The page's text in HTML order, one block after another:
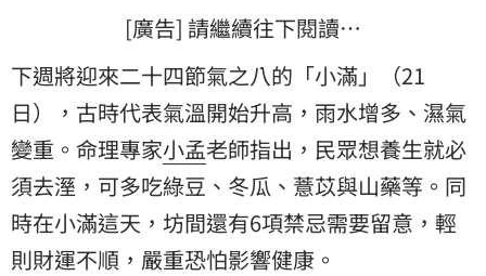
[廣告] 請繼續往下閱讀…
下週將迎來二十四節氣之八的「小滿」（21
日），古時代表氣溫開始升高，雨水增多、濕氣
變重。命理專家小孟老師指出，民眾想養生就必
須去溼，可多吃綠豆、冬瓜、薏苡與山藥等。同
時在小滿這天，坊間還有6項禁忌需要留意，輕
則財運不順，嚴重恐怕影響健康。